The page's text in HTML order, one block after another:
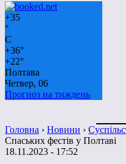
+35
°
C
+36°
+22°
Полтава
Четвер, 06
Прогноз на тиждень
Головна › Новини ›
Спаських фестів у Полтаві
18.11.2023 - 17:52